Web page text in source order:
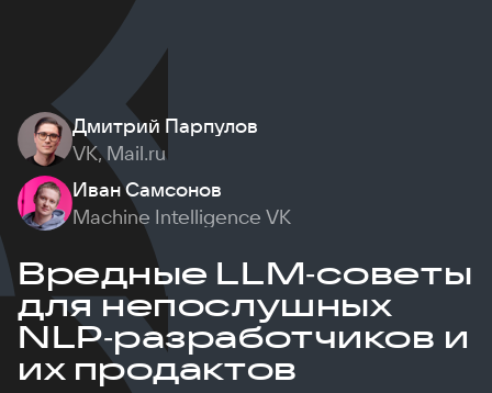
Дмитрий Парпулов
VK, Mail.ru
Иван Самсонов
Machine Intelligence VK
Вредные LLM‑советы
для непослушных
NLP‑разработчиков и
их продактов